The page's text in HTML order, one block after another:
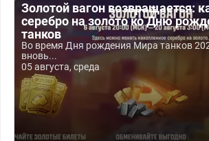
Золотой вагон возвращается:
серебро на золото ко Дню
танков
Во время Дня рождения Мира танков
вновь...
05 августа, среда